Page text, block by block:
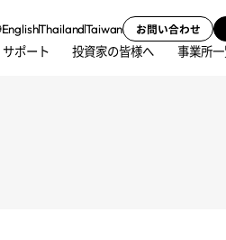
サポート 投資家の皆様へ 事業所
EnglishThailandTaiwan お問い合わせ